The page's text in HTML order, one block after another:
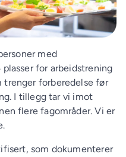
med
for arbeidstrening
trenger forberedelse før
I tillegg tar vi imot
flere fagområder. Vi er
som dokumenterer